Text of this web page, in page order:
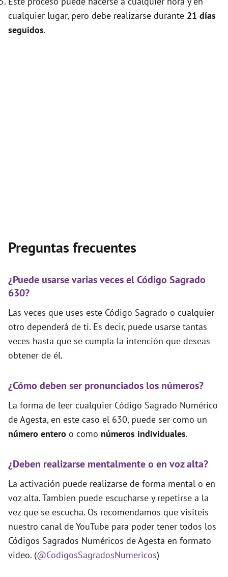
cualquier lugar, pero debe realizarse durante 21 días
seguidos.
Preguntas frecuentes
¿Puede usarse varias veces el Código Sagrado
630?
Las veces que uses este Código Sagrado o cualquier
otro dependerá de ti. Es decir, puede usarse tantas
veces hasta que se cumpla la intención que deseas
obtener de él.
¿Cómo deben ser pronunciados los números?
La forma de leer cualquier Código Sagrado Numérico
de Agesta, en este caso el 630, puede ser como un
número entero o como números individuales.
¿Deben realizarse mentalmente o en voz alta?
La activación puede realizarse de forma mental o en
voz alta. Tambien puede escucharse y repetirse a la
vez que se escucha. Os recomendamos que visiteis
nuestro canal de YouTube para poder tener todos los
Códigos Sagrados Numéricos de Agesta en formato
video. (@CodigosSagradosNumericos)